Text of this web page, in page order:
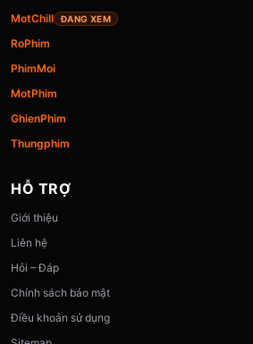
MotChill ĐANG XEM
RoPhim
PhimMoi
MotPhim
GhienPhim
Thungphim
HỖ TRỢ
Giới thiệu
Liên hệ
Hỏi – Đáp
Chính sách bảo mật
Điều khoản sử dụng